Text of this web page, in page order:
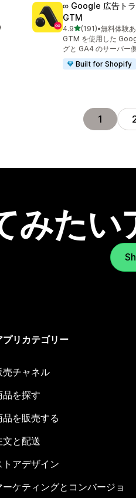
∞ Google 広告トラ
GTM
4.95つ星中
(191)
合計レビュー数：191件
•無料体験あ
GTM を使用した
グと GA4 のサーバー
Built for Shopify
1
みたい
プリカテゴリー
売チャネル
品を探す
品を販売する
文と配送
トアデザイン
ーケティングとコンバージョ